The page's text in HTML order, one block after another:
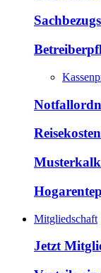
Mitgliedschaft
Jetzt